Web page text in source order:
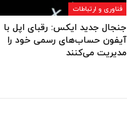
فناوری و ارتباطات
جنجال جدید ایکس: رقبای اپل با
آیفون حساب‌های رسمی خود را
مدیریت می‌کنند